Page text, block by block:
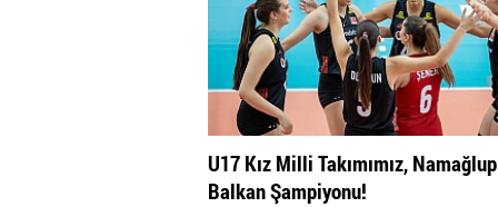
U17 Kız Milli Takımımız, Namağlup
Balkan Şampiyonu!